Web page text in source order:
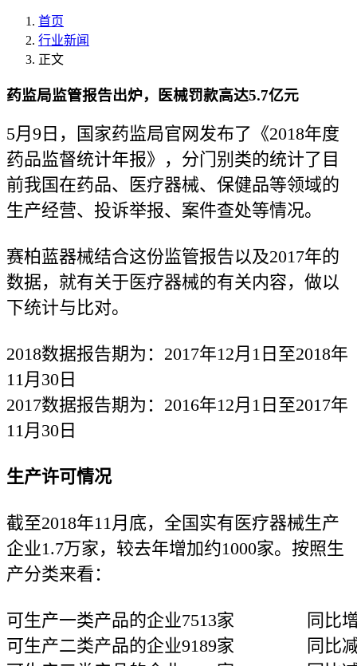
首页
行业新闻
正文
药监局监管报告出炉，医械罚款高达5.7亿元
5月9日，国家药监局官网发布了《2018年度
药品监督统计年报》，分门别类的统计了目
前我国在药品、医疗器械、保健品等领域的
生产经营、投诉举报、案件查处等情况。
赛柏蓝器械结合这份监管报告以及2017年的
数据，就有关于医疗器械的有关内容，做以
下统计与比对。
2018数据报告期为：2017年12月1日至2018年
11月30日
2017数据报告期为：2016年12月1日至2017年
11月30日
生产许可情况
截至2018年11月底，全国实有医疗器械生产
企业1.7万家，较去年增加约1000家。按照生
产分类来看：
可生产一类产品的企业7513家
同比
可生产二类产品的企业9189家
同比